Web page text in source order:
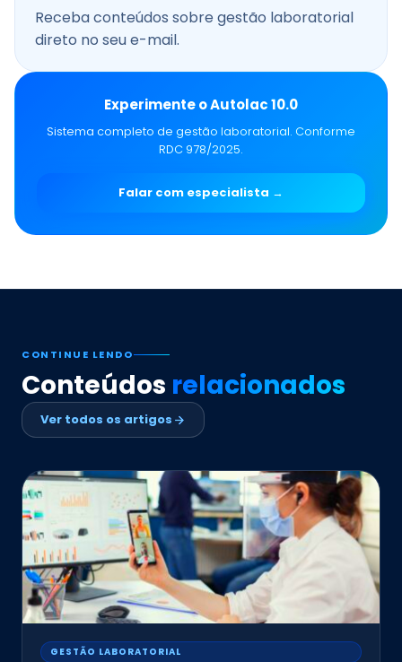
Receba conteúdos sobre gestão laboratorial
direto no seu e-mail.
Experimente o Autolac 10.0
Sistema completo de gestão laboratorial. Conforme
RDC 978/2025.
Falar com especialista →
CONTINUE LENDO
Conteúdos relacionados
Ver todos os artigos
GESTÃO LABORATORIAL